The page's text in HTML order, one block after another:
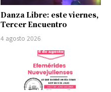
Danza Libre: este viernes,
Tercer Encuentro
4 agosto 2026